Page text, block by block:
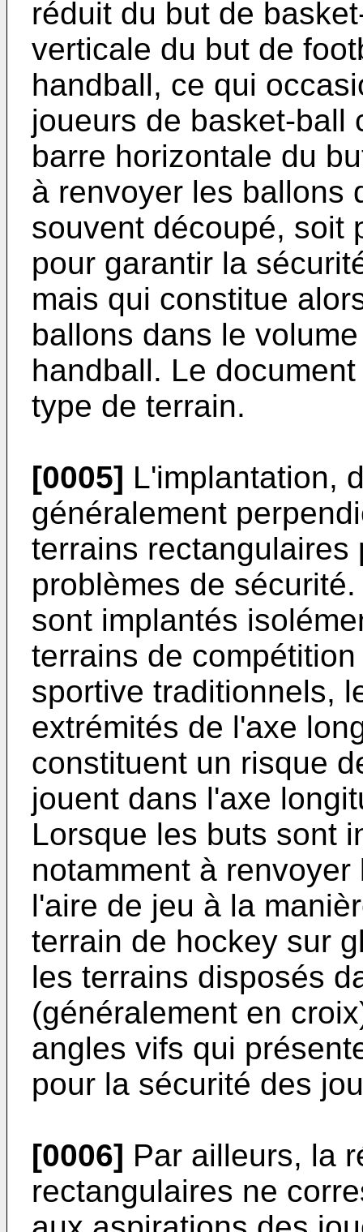
réduit du but de
verticale du but de
handball, ce qui
joueurs de basket-ball
barre horizontale du
à renvoyer les ballons
souvent découpé, soit
pour garantir la
mais qui constitue
ballons dans le
handball. Le
type de terrain.
[0005] L'implantation,
généralement
terrains rectangulaires
problèmes de
sont implantés
terrains de
sportive traditionnels,
extrémités de l'axe
constituent un risque
jouent dans l'axe
Lorsque les buts sont
notamment à
l'aire de jeu à la
terrain de hockey sur
les terrains disposés
(généralement en
angles vifs qui
pour la sécurité des
[0006] Par ailleurs, la
rectangulaires ne